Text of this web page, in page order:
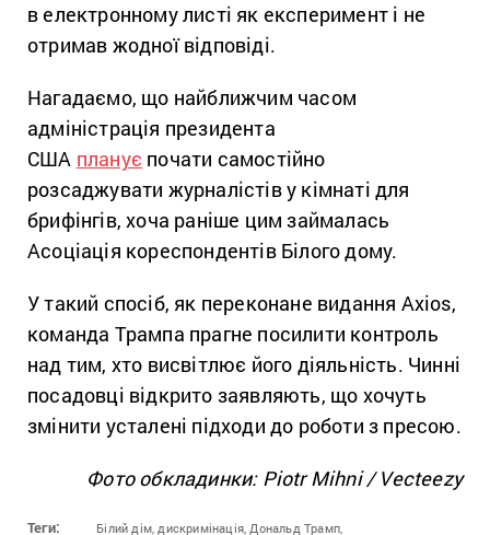
в електронному листі як експеримент і не
отримав жодної відповіді.
Нагадаємо, що найближчим часом
адміністрація президента
США планує почати самостійно
розсаджувати журналістів у кімнаті для
брифінгів, хоча раніше цим займалась
Асоціація кореспондентів Білого дому.
У такий спосіб, як переконане видання Axios,
команда Трампа прагне посилити контроль
над тим, хто висвітлює його діяльність. Чинні
посадовці відкрито заявляють, що хочуть
змінити усталені підходи до роботи з пресою.
Фото обкладинки: Piotr Mihni / Vecteezy
Теги: Білий дім, дискримінація, Дональд Трамп,